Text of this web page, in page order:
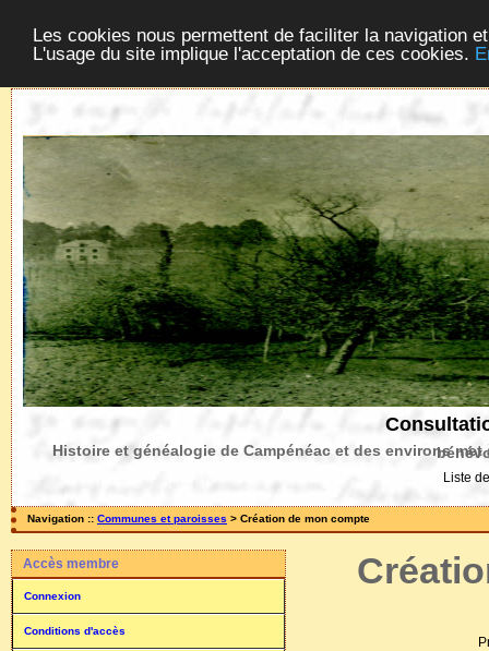
Les cookies nous permettent de faciliter la navigation
L'usage du site implique l'acceptation de ces cookies.
Histoire et généalogie de
Liste
Navigation :: Communes et paroisses > Création de mon compte
Accès membre
Connexion
Conditions d'accès